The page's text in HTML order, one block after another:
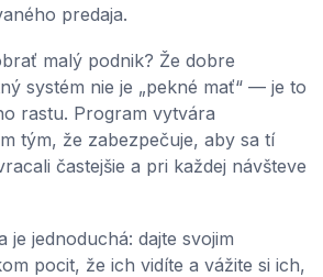
predaja.
malý podnik? Že dobre
systém nie je „pekné mať“ — je to
rastu. Program vytvára
tým, že zabezpečuje, aby sa tí
častejšie a pri každej návšteve
je jednoduchá: dajte svojim
pocit, že ich vidíte a vážite si ich,